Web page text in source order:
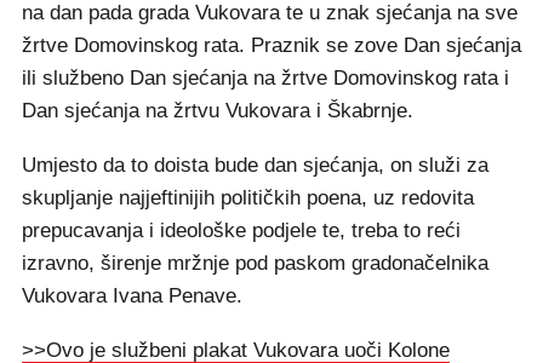
na dan pada grada Vukovara te u znak sjećanja na sve
žrtve Domovinskog rata. Praznik se zove Dan sjećanja
ili službeno Dan sjećanja na žrtve Domovinskog rata i
Dan sjećanja na žrtvu Vukovara i Škabrnje.
Umjesto da to doista bude dan sjećanja, on služi za
skupljanje najjeftinijih političkih poena, uz redovita
prepucavanja i ideološke podjele te, treba to reći
izravno, širenje mržnje pod paskom gradonačelnika
Vukovara Ivana Penave.
>>Ovo je službeni plakat Vukovara uoči Kolone